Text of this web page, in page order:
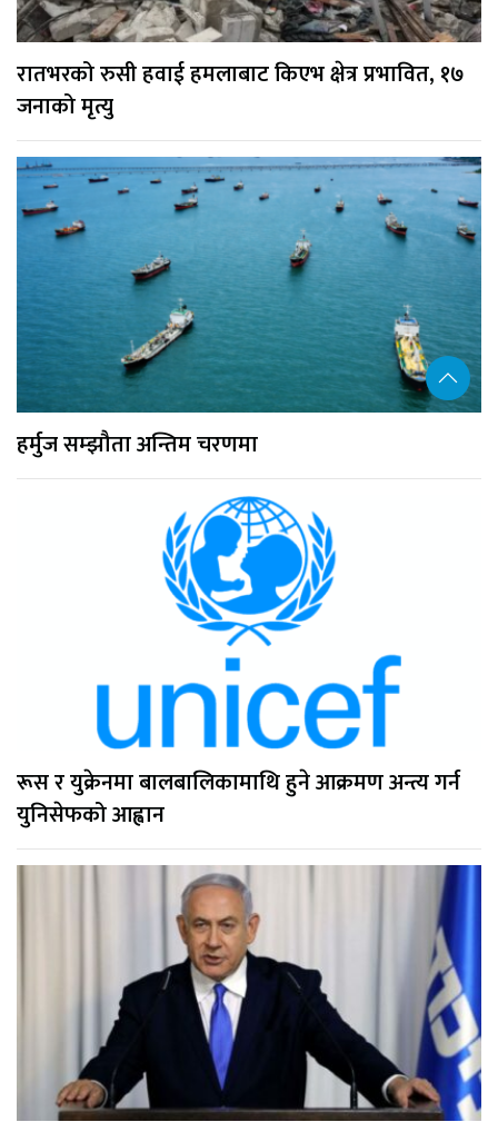
रातभरको रुसी हवाई हमलाबाट किएभ क्षेत्र प्रभावित, १७
जनाको मृत्यु
हर्मुज सम्झौता अन्तिम चरणमा
रूस र युक्रेनमा बालबालिकामाथि हुने आक्रमण अन्त्य गर्न
युनिसेफको आह्वान